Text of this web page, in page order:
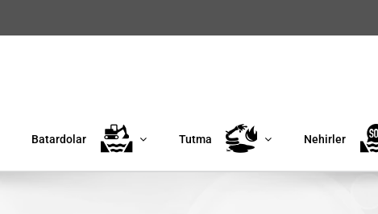
Batardolar Tutma Nehirler